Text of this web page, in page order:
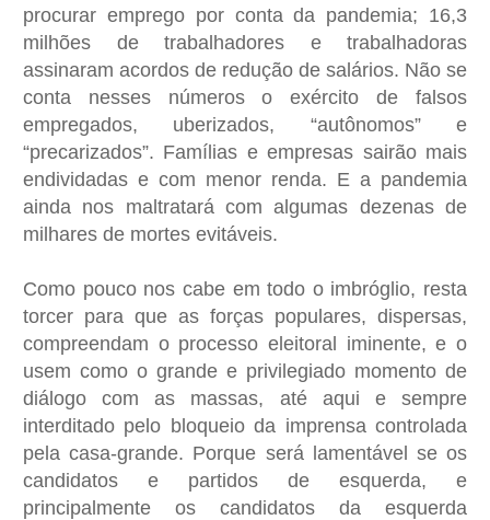
procurar emprego por conta da pandemia; 16,3
milhões de trabalhadores e trabalhadoras
assinaram acordos de redução de salários. Não se
conta nesses números o exército de falsos
empregados, uberizados, “autônomos” e
“precarizados”. Famílias e empresas sairão mais
endividadas e com menor renda. E a pandemia
ainda nos maltratará com algumas dezenas de
milhares de mortes evitáveis.
Como pouco nos cabe em todo o imbróglio, resta
torcer para que as forças populares, dispersas,
compreendam o processo eleitoral iminente, e o
usem como o grande e privilegiado momento de
diálogo com as massas, até aqui e sempre
interditado pelo bloqueio da imprensa controlada
pela casa-grande. Porque será lamentável se os
candidatos e partidos de esquerda, e
principalmente os candidatos da esquerda